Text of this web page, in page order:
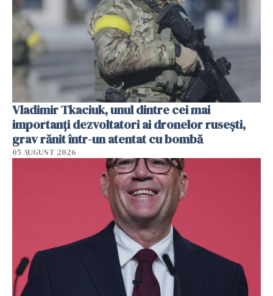
Vladimir Tkaciuk, unul dintre cei mai
importanți dezvoltatori ai dronelor rusești,
grav rănit într-un atentat cu bombă
05 AUGUST 2026